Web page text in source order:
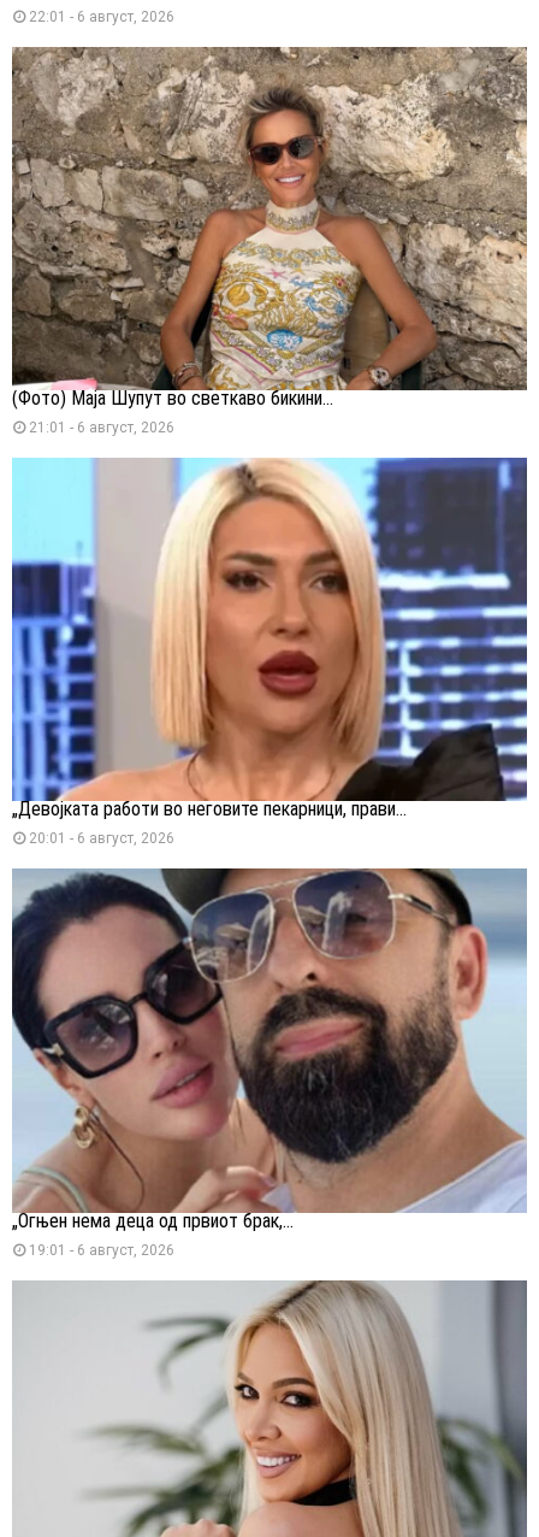
22:01 - 6 август, 2026
(Фото) Маја Шупут во светкаво бикини...
21:01 - 6 август, 2026
„Девојката работи во неговите пекарници, прави...
20:01 - 6 август, 2026
„Огњен нема деца од првиот брак,...
19:01 - 6 август, 2026